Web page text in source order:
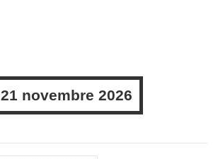
21 novembre 2026